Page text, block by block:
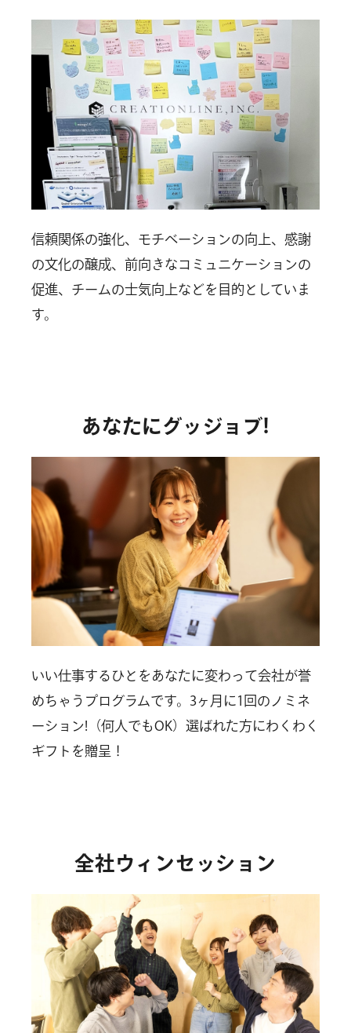
信頼関係の強化、モチベーションの向上、感謝
の文化の醸成、前向きなコミュニケーションの
促進、チームの士気向上などを目的としていま
す。
あなたにグッジョブ!
いい仕事するひとをあなたに変わって会社が誉
めちゃうプログラムです。3ヶ月に1回のノミネ
ーション!（何人でもOK）選ばれた方にわくわく
ギフトを贈呈！
全社ウィンセッション